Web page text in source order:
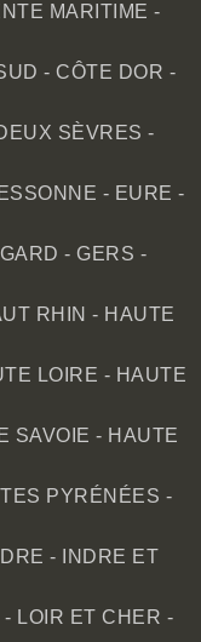
MARITIME -
- CÔTE DOR -
SÈVRES -
ESSONNE - EURE -
GARD - GERS -
RHIN - HAUTE
LOIRE - HAUTE
SAVOIE - HAUTE
PYRÉNÉES -
- INDRE ET
- LOIR ET CHER -